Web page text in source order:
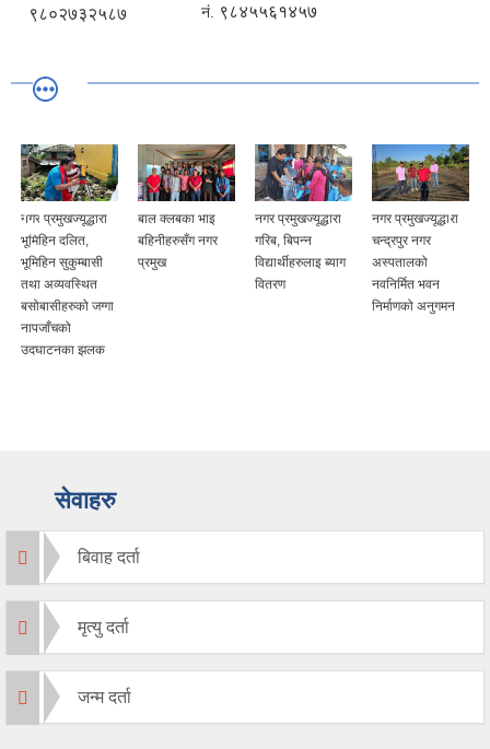
९८०२७३२५८७
नं.
९८४५५६१४५७
नगर प्रमुखज्यूद्धारा
भूमिहिन दलित,
भूमिहिन सुकुम्बासी
तथा अव्यवस्थित
बसोबासीहरुको जग्गा
नापजाँचको
उदघाटनका झलक
बाल क्लबका भाइ
बहिनीहरुसँग नगर
प्रमुख
नगर प्रमुखज्यूद्धारा
गरिब, बिपन्न
विद्यार्थीहरुलाइ ब्याग
वितरण
नगर प्रमुखज्यूद्धारा
चन्द्रपुर नगर
अस्पतालको
नवनिर्मित भवन
निर्माणको अनुगमन
सेवाहरु
बिवाह दर्ता
मृत्यु दर्ता
जन्म दर्ता